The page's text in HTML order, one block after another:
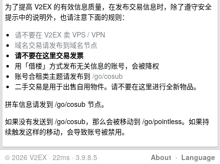
为了提高 V2EX 的有效信息质量，在发布交易信息时，除了遵守安全
提示中的说明外，也请注意下面的规则：
请不要在 V2EX 卖 VPS / VPN
域名交易请发布到域名节点
请不要在这里交易发票
用「借楼」方式发布无关信息的账号，会被降权
账号合租类主题请发布到 /go/cosub
二手交易是用于出售自用物件。请不要在这里进行全新物品。
拼车信息请发到 /go/cosub 节点。
如果没有发送到 /go/cosub，那么会被移动到 /go/pointless。如果持
续触发这样的移动，会导致账号被禁用。
About · Language
© 2026 V2EX · 22ms · 3.9.8.5